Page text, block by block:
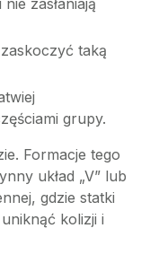
zasłaniają
taką
grupy.
Formacje tego
układ „V” lub
gdzie statki
kolizji i